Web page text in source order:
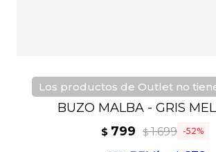
Los productos de Outlet no
BUZO MALBA - GRIS
$ 799 $1.699 52